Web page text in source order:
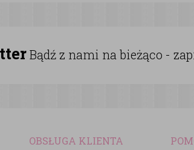
Bądź z nami na bieżąco -
OBSŁUGA KLIENTA